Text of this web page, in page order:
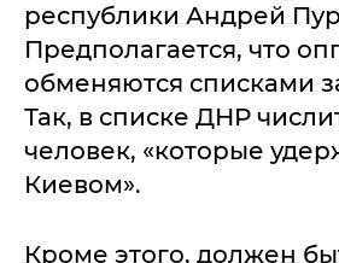
республики Андрей
Предполагается, что
обменяются списками
Так, в списке ДНР
человек, «которые
Киевом».
Кроме этого, должен